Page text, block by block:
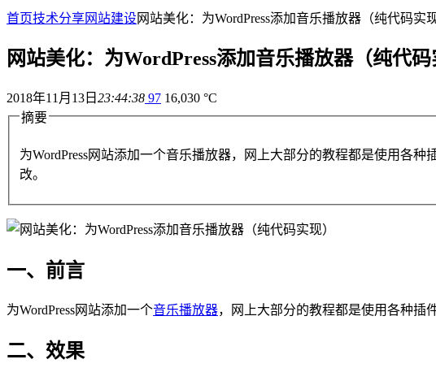
首页技术分享网站建设网站美化：为WordPress添加音乐播放器（纯代码实现
网站美化：为WordPress添加音乐播放器（纯代码
2018年11月13日 23:44:38 97 16,030 °C
摘要
为WordPress网站添加一个音乐播放器，网上大部分的教程都是使用各
改。
一、前言
为WordPress网站添加一个音乐播放器，网上大部分的教程都是使用各种插
二、效果